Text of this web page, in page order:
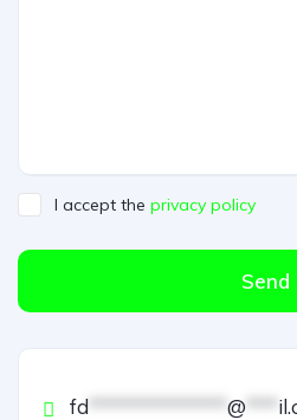
I accept the privacy policy
Send
fd ************* @ ***